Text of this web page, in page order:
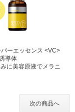
ーエッセンス <VC>
導体
に美容原液でメラニ
次の商品へ